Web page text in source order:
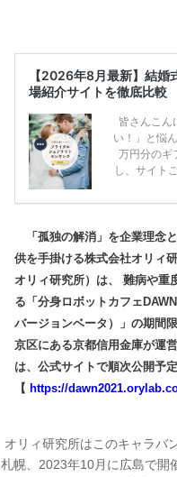
【2026年8月最新】結婚
場紹介サイトを徹底比較
皆さんこん
い！」と悩
万円分のギ
し、サイト
ンペーン特
得？」「プ
補
「孤独の解消」を企業理念
供を手掛ける株式会社オリ
オリィ研究所）は、 難病や重
る「分身ロボットカフェ
バージョンベータ）」の期間
京区にある京都信用金庫が運
は、公式サイトで順次公開予定
【 https://
オリィ研究所はこのキャラバ
札幌、2023年10月に広島で開